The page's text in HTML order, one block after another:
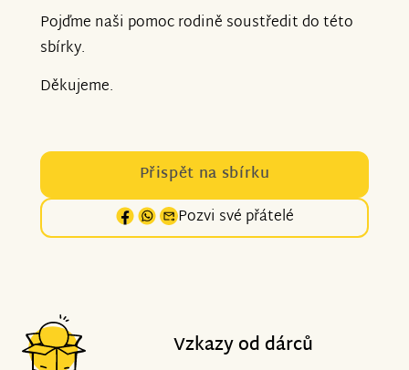
Pojďme naši pomoc rodině soustředit do této
sbírky.
Děkujeme.
Přispět na sbírku
Pozvi své přátelé
Vzkazy od dárců